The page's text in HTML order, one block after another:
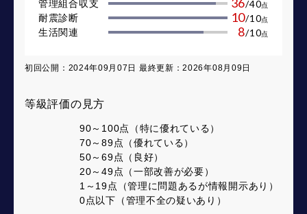
管理組合収支 /40点
耐震診断 10/10点
生活関連 8/10点
初回公開：2024年09月07日 最終更新：2026年08月09日
等級評価の見方
90～100点（特に優れている）
70～89点（優れている）
50～69点（良好）
20～49点（一部改善が必要）
1～19点（管理に問題あるが情報開示あり）
0点以下（管理不全の疑いあり）